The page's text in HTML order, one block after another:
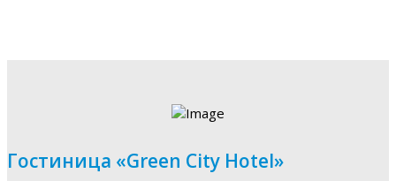
Гостиница «Green City Hotel»